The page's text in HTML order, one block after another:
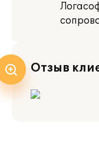
Отзыв